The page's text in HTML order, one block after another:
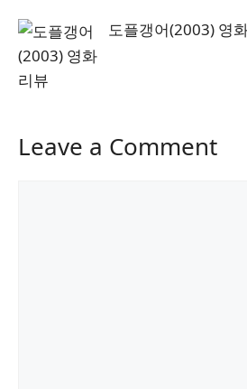
도플갱어(2003) 영
Leave a Comment